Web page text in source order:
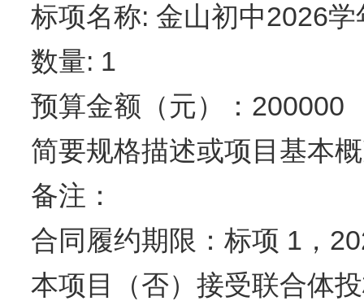
标项名称: 金山初中2026
数量: 1
预算金额（元）：200000
简要规格描述或项目基本
备注：
合同履约期限：标项 1，
本项目（否）接受联合